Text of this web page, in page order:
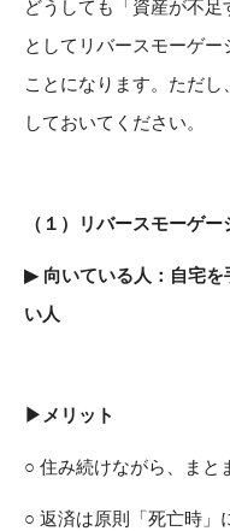
どうしても「資産が不
としてリバースモーゲ
ことになります。ただ
しておいてください。
（１） リバースモーゲ
▶ 向いている人：自宅
い人
▶メリット
○ 住み続けながら、まと
○ 返済は原則「死亡時」